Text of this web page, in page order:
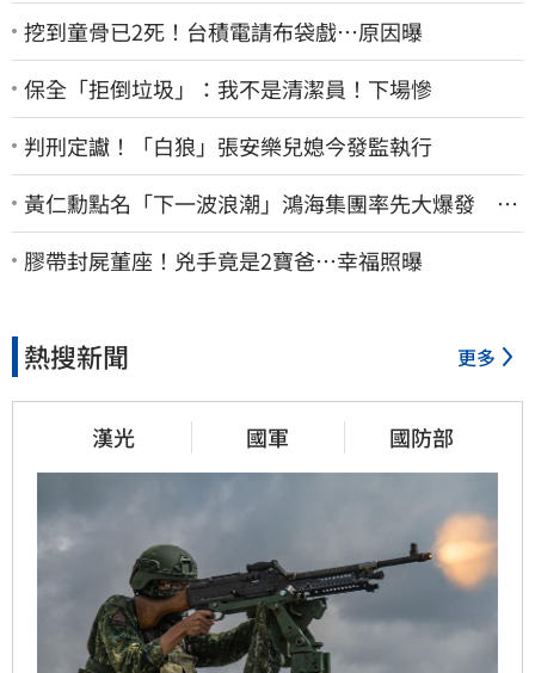
挖到童骨已2死！台積電請布袋戲…原因曝
保全「拒倒垃圾」：我不是清潔員！下場慘
判刑定讞！「白狼」張安樂兒媳今發監執行
黃仁勳點名「下一波浪潮」鴻海集團率先大爆發 台
股這族群全面噴出
膠帶封屍董座！兇手竟是2寶爸…幸福照曝
熱搜新聞 更多
漢光 國軍 國防部